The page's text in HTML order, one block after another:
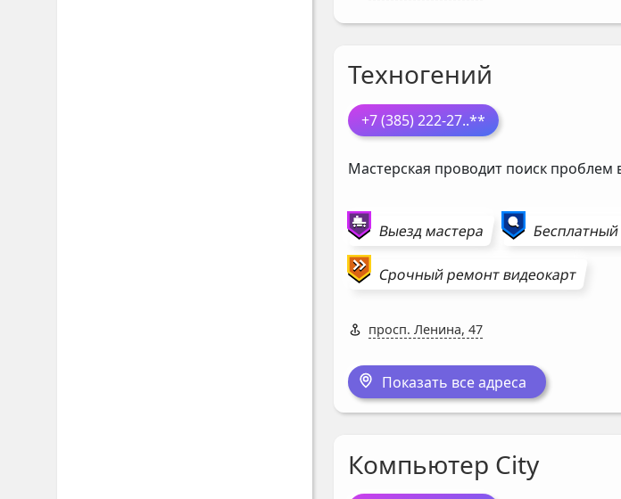
Техногений
+7 (385) 222-27..**
Мастерская проводит поиск проблем
Выезд мастера Бесплатный
Срочный ремонтвидеокарт
просп. Ленина, 47
Показать все адреса
Компьютер City